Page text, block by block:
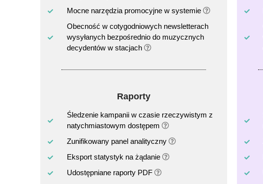
Mocne narzędzia promocyjne w systemie
Obecność w cotygodniowych newsletterach
wysyłanych bezpośrednio do muzycznych
decydentów w stacjach
Raporty
Śledzenie kampanii w czasie rzeczywistym z
natychmiastowym dostępem
Zunifikowany panel analityczny
Eksport statystyk na żądanie
Udostępniane raporty PDF